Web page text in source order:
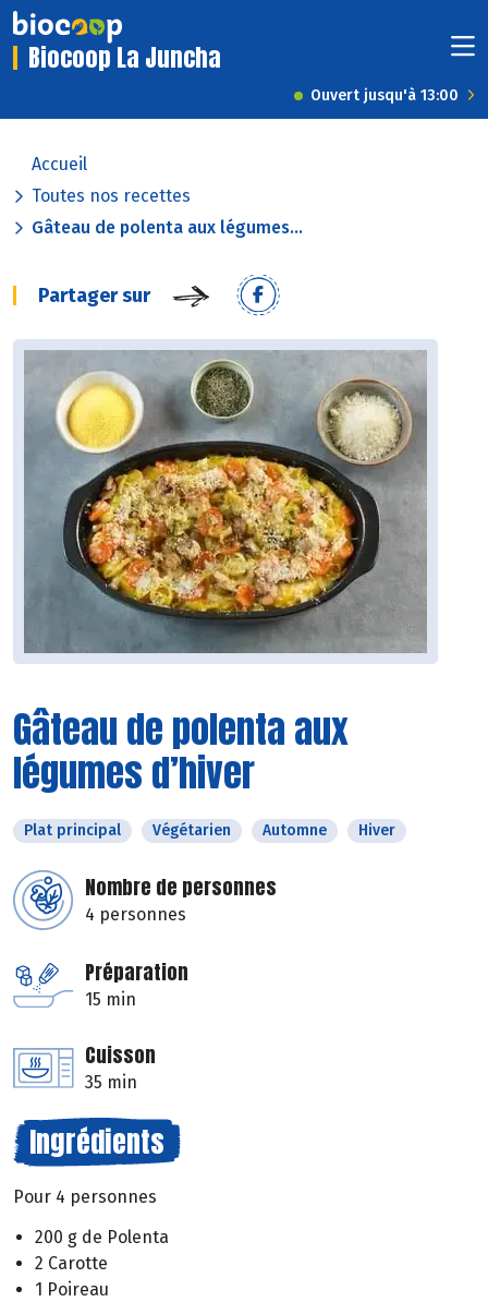
Biocoop La Juncha
Ouvert jusqu'à 13:00
Accueil
Toutes nos recettes
Gâteau de polenta aux légumes...
Partager sur
Gâteau de polenta aux
légumes d’hiver
Plat principal Végétarien Automne Hiver
Nombre de personnes
4 personnes
Préparation
15 min
Cuisson
35 min
Ingrédients
Pour 4 personnes
200 g de Polenta
2 Carotte
1 Poireau